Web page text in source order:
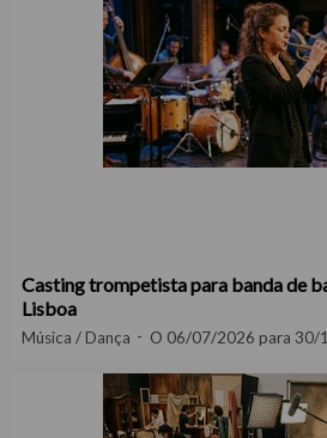
Casting trompetista para banda de
Lisboa
Música / Dança O 06/07/2026 para 30/